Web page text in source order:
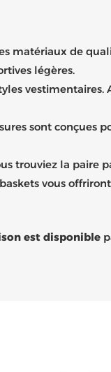
matériaux de
légères.
vestimentaires.
sont conçues
trouviez la paire
vous
est disponible